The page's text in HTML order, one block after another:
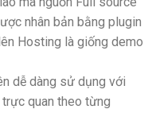
nhân bản bằng plugin
Hosting là giống demo
dễ dàng sử dụng với
trực quan theo từng